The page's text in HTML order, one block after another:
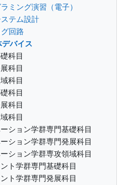
ミング演習（電子）
テム設計
回路
バイス
科目
科目
科目
科目
科目
科目
ション学群専門基礎科目
ション学群専門発展科目
ション学群専攻領域科目
ト学群専門基礎科目
ト学群専門発展科目